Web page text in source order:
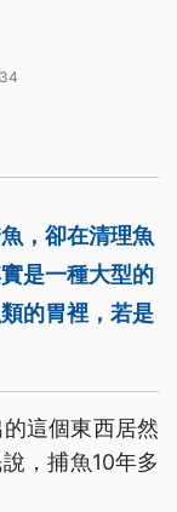
，卻在清理魚
是一種大型的
的胃裡，若是
這個東西居然
，捕魚10年多